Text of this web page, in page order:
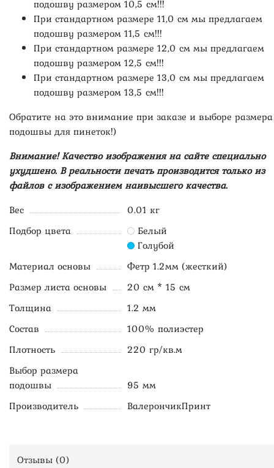
подошву размером 10,5 см!!!
При стандартном размере 11,0 см мы предлагаем
подошву размером 11,5 см!!!
При стандартном размере 12,0 см мы предлагаем
подошву размером 12,5 см!!!
При стандартном размере 13,0 см мы предлагаем
подошву размером 13,5 см!!!
Обратите на это внимание при заказе и выборе размера
подошвы для пинеток!)
Внимание! Качество изображения на сайте специально
ухудшено. В реальности печать производится только из
файлов с изображением наивысшего качества.
Вес
0.01 кг
Подбор цвета
Белый
Голубой
Материал основы
Фетр 1.2мм (жесткий)
Размер листа основы
20 см * 15 см
Толщина
1.2 мм
Состав
100% полиэстер
Плотность
220 гр/кв.м
Выбор размера
подошвы
95 мм
Производитель
ВалерончикПринт
Отзывы (0)